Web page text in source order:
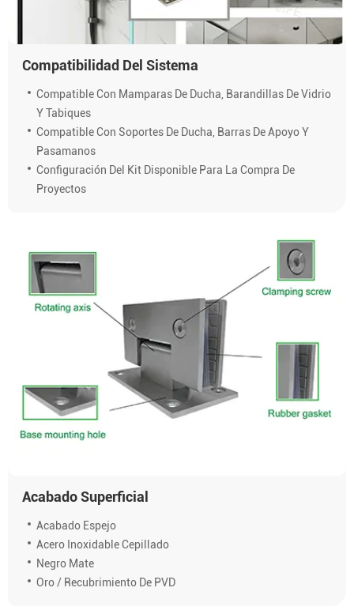
Compatibilidad Del Sistema
Compatible Con Mamparas De Ducha, Barandillas De Vidrio
Y Tabiques
Compatible Con Soportes De Ducha, Barras De Apoyo Y
Pasamanos
Configuración Del Kit Disponible Para La Compra De
Proyectos
Acabado Superficial
Acabado Espejo
Acero Inoxidable Cepillado
Negro Mate
Oro / Recubrimiento De PVD